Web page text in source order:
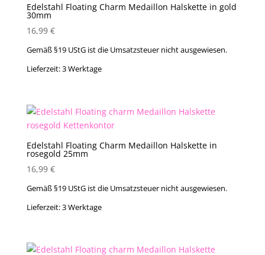
Edelstahl Floating Charm Medaillon Halskette in gold
30mm
16,99 €
Gemäß §19 UStG ist die Umsatzsteuer nicht ausgewiesen.
Lieferzeit:3 Werktage
Edelstahl Floating Charm Medaillon Halskette in
rosegold 25mm
16,99 €
Gemäß §19 UStG ist die Umsatzsteuer nicht ausgewiesen.
Lieferzeit:3 Werktage